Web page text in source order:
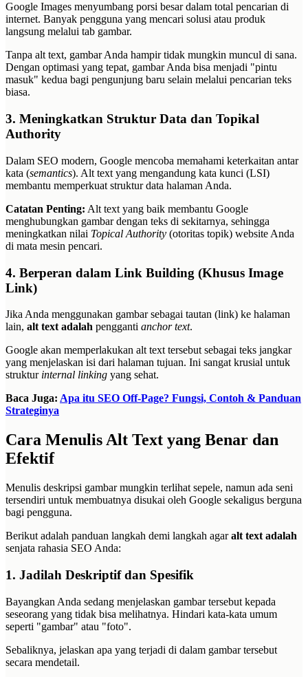
Google Images menyumbang porsi besar dalam total pencarian di
internet. Banyak pengguna yang mencari solusi atau produk
langsung melalui tab gambar.
Tanpa alt text, gambar Anda hampir tidak mungkin muncul di sana.
Dengan optimasi yang tepat, gambar Anda bisa menjadi "pintu
masuk" kedua bagi pengunjung baru selain melalui pencarian teks
biasa.
3. Meningkatkan Struktur Data dan Topikal
Authority
Dalam SEO modern, Google mencoba memahami keterkaitan antar
kata (semantics). Alt text yang mengandung kata kunci (LSI)
membantu memperkuat struktur data halaman Anda.
Catatan Penting: Alt text yang baik membantu Google
menghubungkan gambar dengan teks di sekitarnya, sehingga
meningkatkan nilai Topical Authority (otoritas topik) website Anda
di mata mesin pencari.
4. Berperan dalam Link Building (Khusus Image
Link)
Jika Anda menggunakan gambar sebagai tautan (link) ke halaman
lain, alt text adalah pengganti anchor text.
Google akan memperlakukan alt text tersebut sebagai teks jangkar
yang menjelaskan isi dari halaman tujuan. Ini sangat krusial untuk
struktur internal linking yang sehat.
Baca Juga: Apa itu SEO Off-Page? Fungsi, Contoh & Panduan
Strateginya
Cara Menulis Alt Text yang Benar dan
Efektif
Menulis deskripsi gambar mungkin terlihat sepele, namun ada seni
tersendiri untuk membuatnya disukai oleh Google sekaligus berguna
bagi pengguna.
Berikut adalah panduan langkah demi langkah agaralt text adalah
senjata rahasia SEO Anda:
1. Jadilah Deskriptif dan Spesifik
Bayangkan Anda sedang menjelaskan gambar tersebut kepada
seseorang yang tidak bisa melihatnya. Hindari kata-kata umum
seperti "gambar" atau "foto".
Sebaliknya, jelaskan apa yang terjadi di dalam gambar tersebut
secara mendetail.